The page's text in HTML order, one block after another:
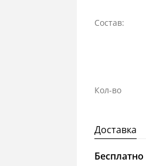
Состав:
Кол-во
Доставка
Бесплатно